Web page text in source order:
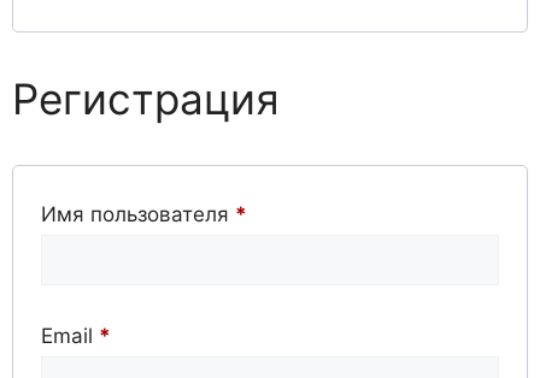
Регистрация
Имя пользователя *
Email *